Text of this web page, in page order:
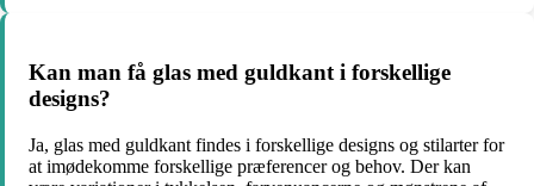
Kan man få glas med guldkant i forskellige
designs?
Ja, glas med guldkant findes i forskellige designs og stilarter for
at imødekomme forskellige præferencer og behov. Der kan